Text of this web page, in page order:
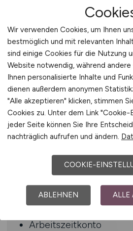
Bestandsbewertung,
Produktionscontrolling
Management
Sehr gute SAP-
idealerweise auch MM/
Sicherer Umgang mit
Forecasting,
Reporting
Sehr gute Deutsch- und
Englischkenntnisse
Eigenverantwortung
Partnering-Mindset
Benefits
Arbeitszeitkonto
Wir verwenden Cookies, um Ihnen
bestmöglich und mit relevanten
sind einige Cookies für die Nutzung
Website notwendig, während
Ihnen personalisierte Inhalte und
dienen außerdem anonymen
"Alle akzeptieren" klicken, stimmen
Cookies zu. Unter dem Link "Cookie-
jeder Seite können Sie Ihre
nachträglich aufrufen und ändern.
COOKIE-
ABLEHNEN ALLE